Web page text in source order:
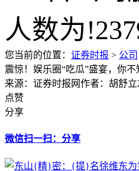
您当前的位置： 证券时报 > 公司
震惊！娱乐圈“吃瓜”盛宴，你不
来源：证券时报网作者：胡舒立
点赞
分享
微信扫一扫：分享